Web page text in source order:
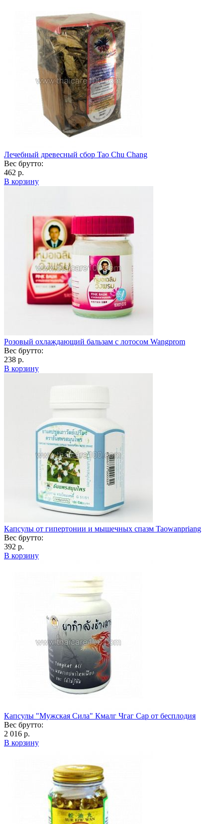
Лечебный древесный сбор Tao Chu Chang
Вес брутто:
462 р.
В корзину
Розовый охлаждающий бальзам с лотосом Wangprom
Вес брутто:
238 р.
В корзину
Капсулы от гипертонии и мышечных спазм Taowanpriang
Вес брутто:
392 р.
В корзину
Капсулы "Мужская Сила" Кмалг Чгаг Сар от бесплодия
Вес брутто:
2 016 р.
В корзину